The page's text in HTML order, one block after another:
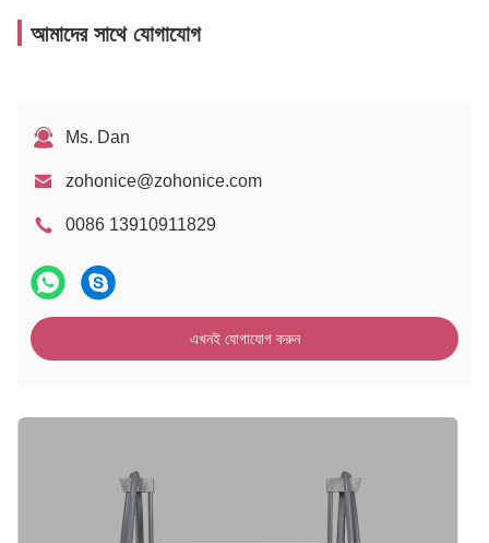
আমাদের সাথে যোগাযোগ
Ms. Dan
zohonice@zohonice.com
0086 13910911829
এখনই যোগাযোগ করুন